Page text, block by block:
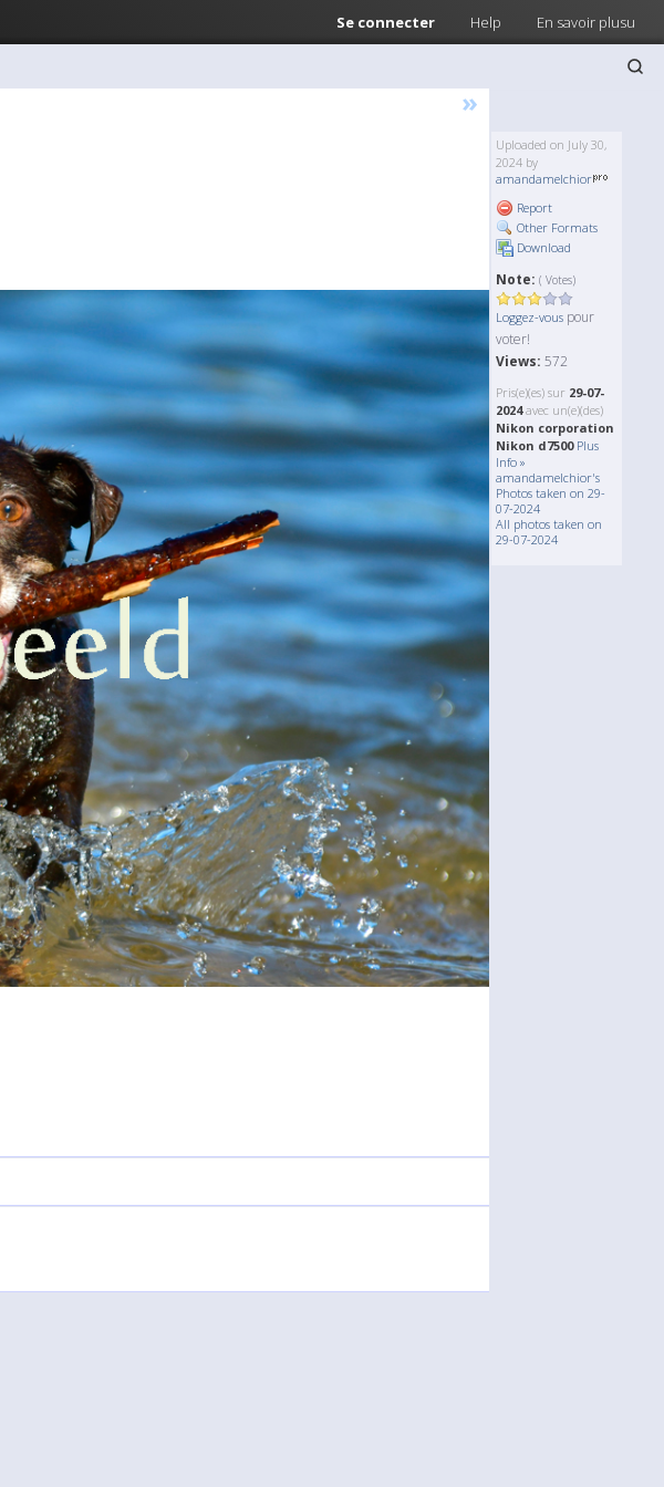
Se connecter Help En savoir plusu
»
Uploaded on July 30,
2024 by
amandamelchior
Report
Other Formats
Download
Note: ( Votes)
Loggez-vous pour
voter!
Views: 572
Pris(e)(es) sur 29-07-
2024avec un(e)(des)
Nikon corporation
Nikon d7500 Plus
Info »
amandamelchior's
Photos taken on 29-
07-2024
All photos taken on
29-07-2024